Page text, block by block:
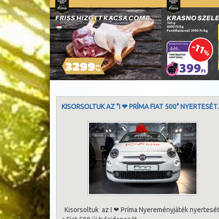
KISORSOLTUK AZ "I ❤ PRÍMA FIAT 500"
Kisorsoltuk az I ❤ Príma Nyereményjáték